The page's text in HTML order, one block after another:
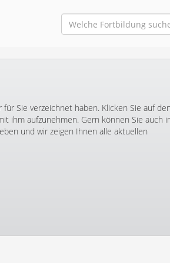
Sie verzeichnet haben. Klicken Sie auf
ihm aufzunehmen. Gern können Sie auch
und wir zeigen Ihnen alle aktuellen